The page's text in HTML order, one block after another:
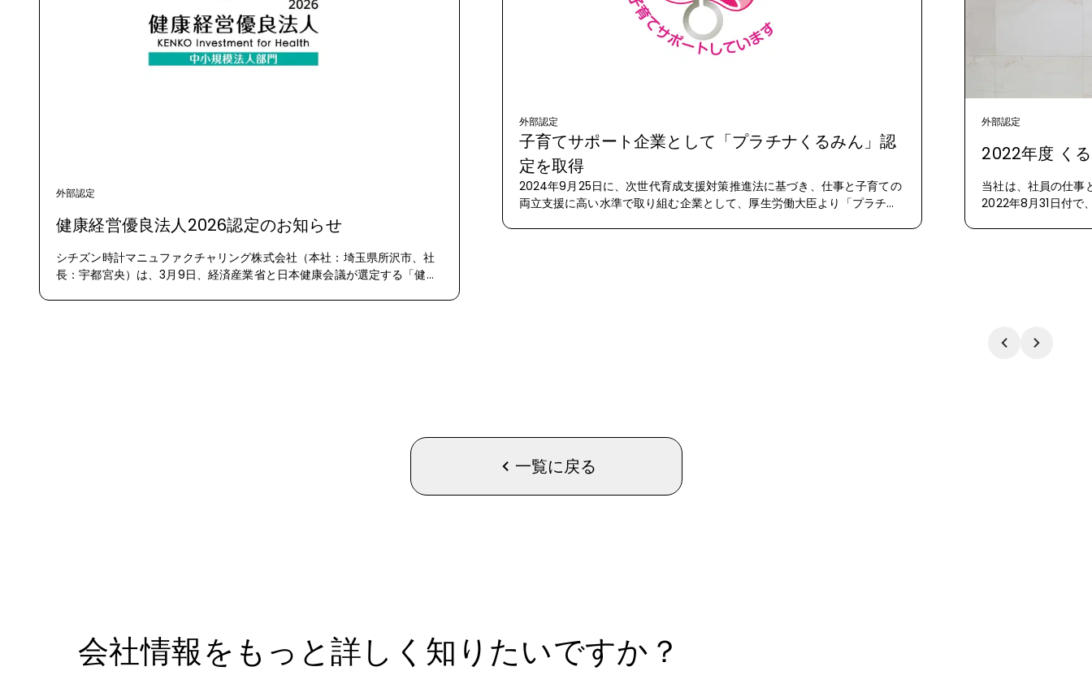
外部認定
健康経営優良法人2026認定のお知らせ
シチズン時計マニュファクチャリング株式会社（本社：埼玉県所沢市、社
長：宇都宮央）は、3月9日、経済産業省と日本健康会議が選定する「健康
外部認定
子育てサポート企業として「プラチナくるみん」認
定を取得
2024年9月25日に、次世代育成支援対策推進法に基づき、仕事と子育ての
両立支援に高い水準で取り組む企業として、厚生労働大臣より「プラチナ
外部認定
2022年度 く
当社は、社員の仕事
2022年8月31日付で
一覧に戻る
会社情報をもっと詳しく知りたいですか？